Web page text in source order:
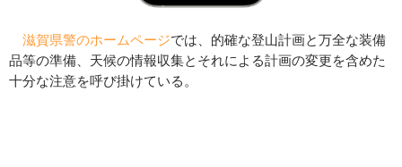
滋賀県警のホームページでは、的確な登山計画と万全な装備
品等の準備、天候の情報収集とそれによる計画の変更を含めた
十分な注意を呼び掛けている。